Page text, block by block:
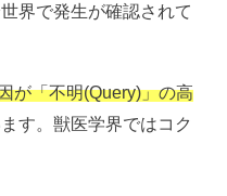
界で発生が確認されて
が「不明(Query)」の高
す。獣医学界ではコク